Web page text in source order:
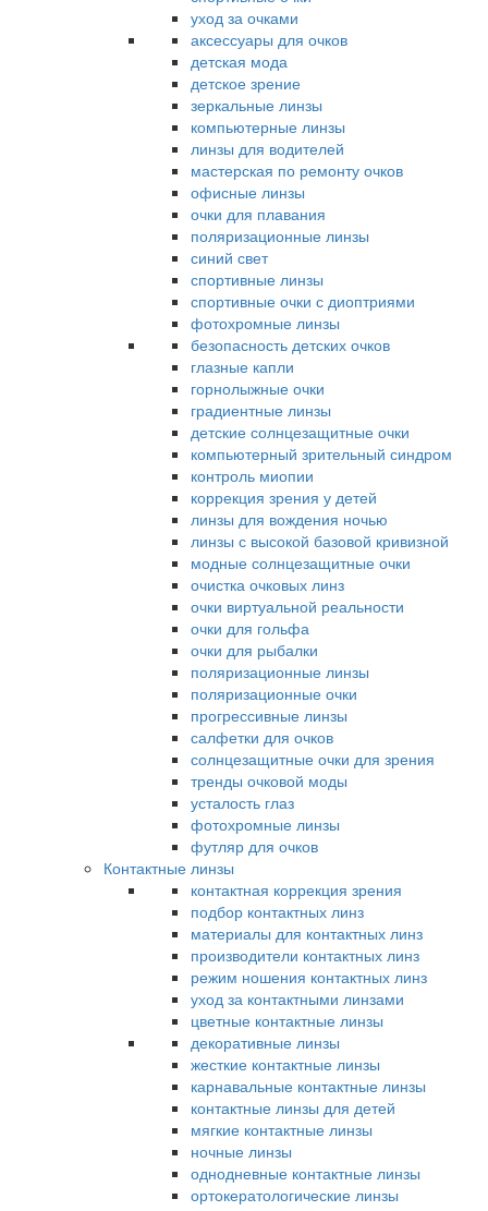
уход за очками
аксессуары для очков
детская мода
детское зрение
зеркальные линзы
компьютерные линзы
линзы для водителей
мастерская по ремонту очков
офисные линзы
очки для плавания
поляризационные линзы
синий свет
спортивные линзы
спортивные очки с диоптриями
фотохромные линзы
безопасность детских очков
глазные капли
горнолыжные очки
градиентные линзы
детские солнцезащитные очки
компьютерный зрительный синдром
контроль миопии
коррекция зрения у детей
линзы для вождения ночью
линзы с высокой базовой кривизной
модные солнцезащитные очки
очистка очковых линз
очки виртуальной реальности
очки для гольфа
очки для рыбалки
поляризационные линзы
поляризационные очки
прогрессивные линзы
салфетки для очков
солнцезащитные очки для зрения
тренды очковой моды
усталость глаз
фотохромные линзы
футляр для очков
Контактные линзы
контактная коррекция зрения
подбор контактных линз
материалы для контактных линз
производители контактных линз
режим ношения контактных линз
уход за контактными линзами
цветные контактные линзы
декоративные линзы
жесткие контактные линзы
карнавальные контактные линзы
контактные линзы для детей
мягкие контактные линзы
ночные линзы
однодневные контактные линзы
ортокератологические линзы